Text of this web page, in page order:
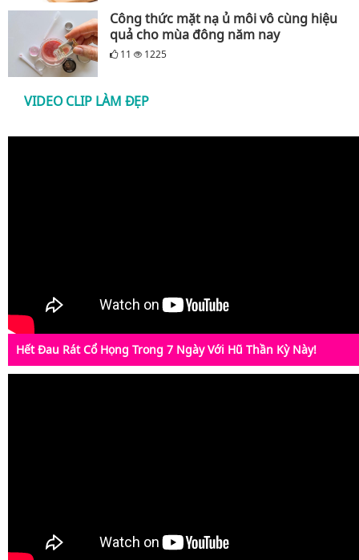
Công thức mặt nạ ủ môi vô cùng hiệu
quả cho mùa đông năm nay
11 1225
VIDEO CLIP LÀM ĐẸP
Hết Đau Rát Cổ Họng Trong 7 Ngày Với Hũ Thần Kỳ Này!